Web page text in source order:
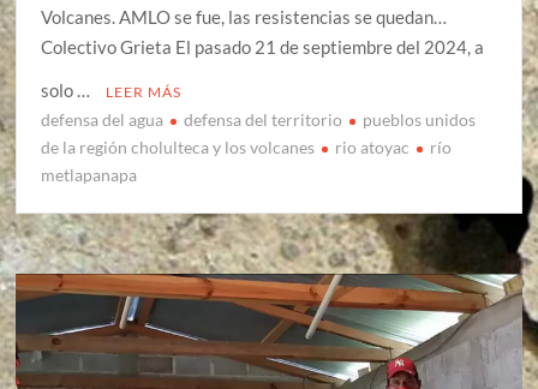
Volcanes. AMLO se fue, las resistencias se quedan…
Colectivo Grieta El pasado 21 de septiembre del 2024, a
solo …
LEER MÁS
defensa del agua defensa del territorio
pueblos unidos
de la región cholulteca y los volcanes
rio atoyac
río
metlapanapa